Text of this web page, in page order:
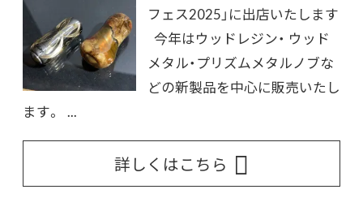
フェス2025」に出店いたします
今年はウッドレジン・ ウッド
メタル・プリズムメタルノブな
どの新製品を中心に販売いたし
ます。 ...
詳しくはこちら